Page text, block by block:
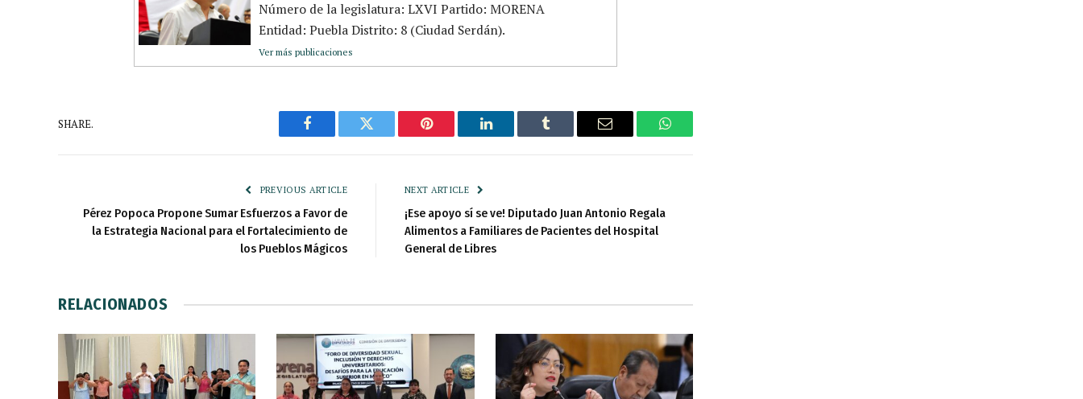
Número de la legislatura: LXVI Partido: MORENA
Entidad: Puebla Distrito: 8 (Ciudad Serdán).
Ver más publicaciones
SHARE.
Facebook Twitter Pinterest LinkedIn Tumblr Email WhatsApp
PREVIOUS ARTICLE
Pérez Popoca Propone Sumar Esfuerzos a Favor de
la Estrategia Nacional para el Fortalecimiento de
los Pueblos Mágicos
NEXT ARTICLE
¡Ese apoyo sí se ve! Diputado Juan Antonio Regala
Alimentos a Familiares de Pacientes del Hospital
General de Libres
RELACIONADOS